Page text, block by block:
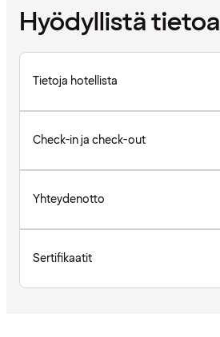
Hyödyllistä tietoa
Tietoja hotellista
Check-in ja check-out
Yhteydenotto
Sertifikaatit